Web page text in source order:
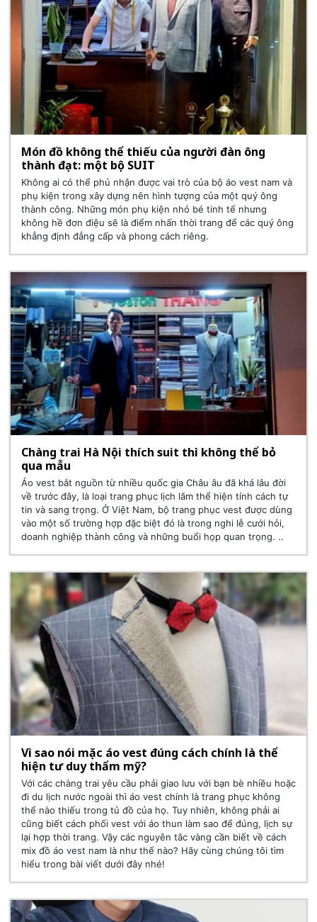
Món đồ không thể thiếu của người đàn ông
thành đạt: một bộ SUIT
Không ai có thể phủ nhận được vai trò của bộ áo vest nam và
phụ kiện trong xây dựng nên hình tượng của một quý ông
thành công. Những món phụ kiện nhỏ bé tinh tế nhưng
không hề đơn điệu sẽ là điểm nhấn thời trang để các quý ông
khẳng định đẳng cấp và phong cách riêng.
Chàng trai Hà Nội thích suit thì không thể bỏ
qua mẫu
Áo vest bắt nguồn từ nhiều quốc gia Châu âu đã khá lâu đời
về trước đây, là loại trang phục lịch lãm thể hiện tính cách tự
tin và sang trọng. Ở Việt Nam, bộ trang phục vest được dùng
vào một số trường hợp đặc biệt đó là trong nghi lễ cưới hỏi,
doanh nghiệp thành công và những buổi họp quan trọng. ..
Vì sao nói mặc áo vest đúng cách chính là thể
hiện tư duy thẩm mỹ?
Với các chàng trai yêu cầu phải giao lưu với bạn bè nhiều hoặc
đi du lịch nước ngoài thì áo vest chính là trang phục không
thể nào thiếu trong tủ đồ của họ. Tuy nhiên, không phải ai
cũng biết cách phối vest với áo thun làm sao để đúng, lịch sự
lại hợp thời trang. Vậy các nguyên tắc vàng cần biết về cách
mix đồ áo vest nam là như thế nào? Hãy cùng chúng tôi tìm
hiểu trong bài viết dưới đây nhé!